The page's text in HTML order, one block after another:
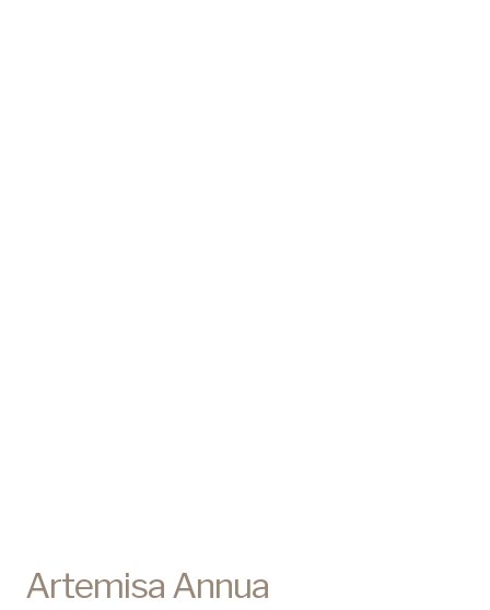
Artemisa Annua